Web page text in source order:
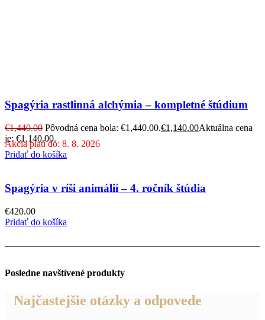
Spagýria rastlinná alchýmia – kompletné štúdium
€1,440.00 Pôvodná cena bola: €1,440.00.€1,140.00Aktuálna cena
je: €1,140.00.
Akcia platí do: 8. 8. 2026
Pridať do košíka
Spagýria v ríši animálií – 4. ročník štúdia
€420.00
Pridať do košíka
Posledne navštívené produkty
Najčastejšie otázky a odpovede